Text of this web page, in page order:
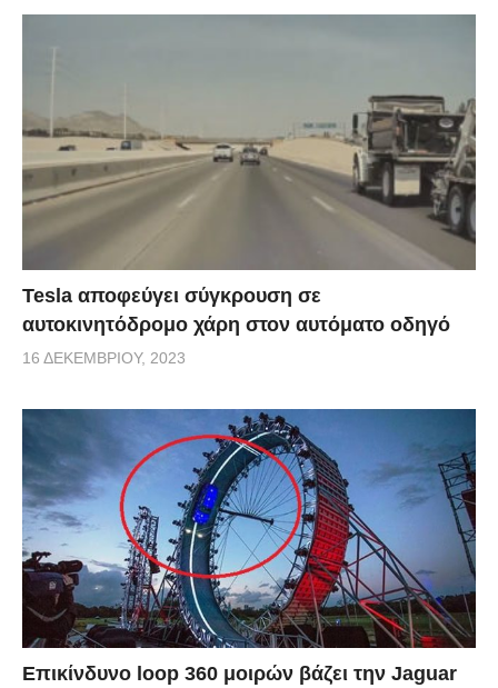
Tesla αποφεύγει σύγκρουση σε
αυτοκινητόδρομο χάρη στον αυτόματο οδηγό
16 ΔΕΚΕΜΒΡΊΟΥ, 2023
Επικίνδυνο loop 360 μοιρών βάζει την Jaguar